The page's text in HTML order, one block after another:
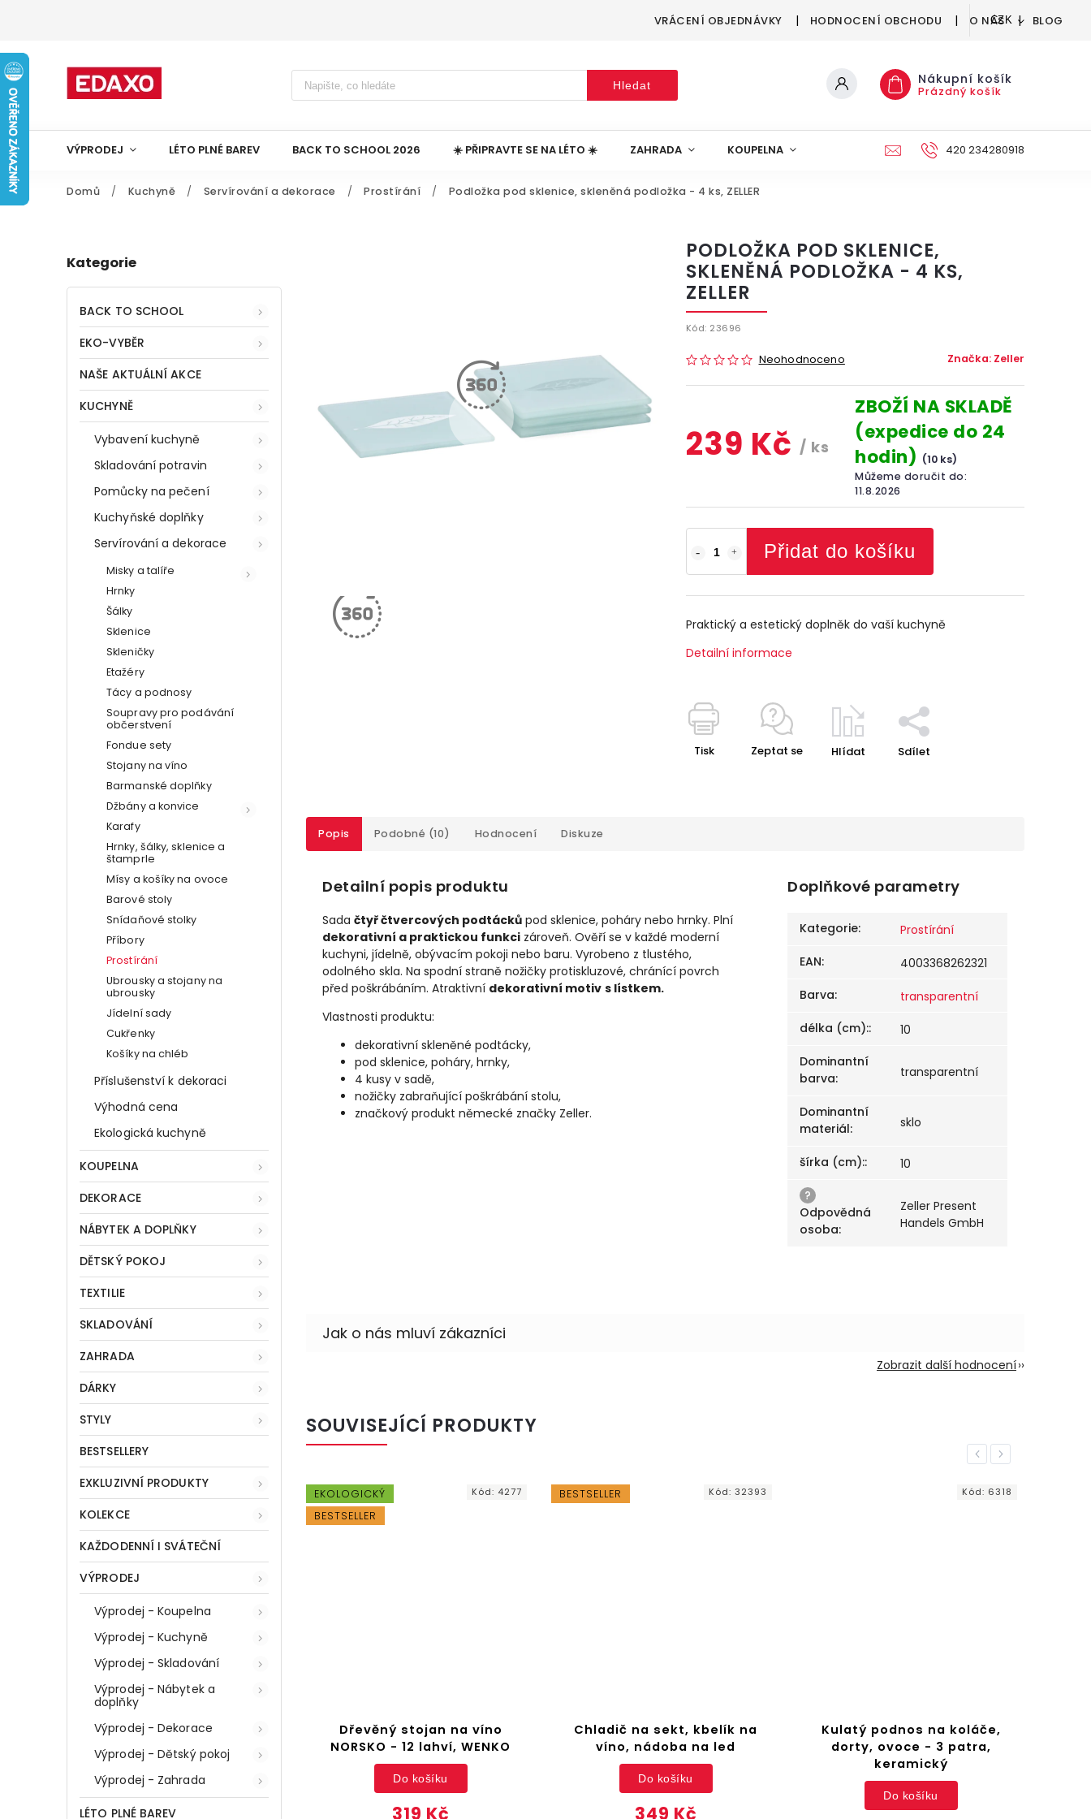
VRÁCENÍ OBJEDNÁVKY HODNOCENÍ OBCHODU O NÁS BLOG
CZK
Hledat Nákupní košík
Prázdný košík
VÝPRODEJ LÉTO PLNÉ BAREV BACK TO SCHOOL 2026 ☀️ PŘIPRAVTE SE NA LÉTO ☀️ ZAHRADA KOUPELNA DEKORACE
420 234280918
Domů / Kuchyně / Servírování a dekorace / Prostírání / Podložka pod sklenice, skleněná podložka - 4 ks, ZELLER
Kategorie
BACK TO SCHOOL
EKO-VYBĚR
NAŠE AKTUÁLNÍ AKCE
KUCHYNĚ
Vybavení kuchyně
Skladování potravin
Pomůcky na pečení
Kuchyňské doplňky
Servírování a dekorace
Misky a talíře
Hrnky
Šálky
Sklenice
Skleničky
Etažéry
Tácy a podnosy
Soupravy pro podávání
občerstvení
Fondue sety
Stojany na víno
Barmanské doplňky
Džbány a konvice
Karafy
Hrnky, šálky, sklenice a
štamprle
Mísy a košíky na ovoce
Barové stoly
Snídaňové stolky
Příbory
Prostírání
Ubrousky a stojany na
ubrousky
Jídelní sady
Cukřenky
Košíky na chléb
Příslušenství k dekoraci
Výhodná cena
Ekologická kuchyně
KOUPELNA
DEKORACE
NÁBYTEK A DOPLŇKY
DĚTSKÝ POKOJ
TEXTILIE
SKLADOVÁNÍ
ZAHRADA
DÁRKY
STYLY
BESTSELLERY
EXKLUZIVNÍ PRODUKTY
KOLEKCE
KAŽDODENNÍ I SVÁTEČNÍ
VÝPRODEJ
Výprodej - Koupelna
Výprodej - Kuchyně
Výprodej - Skladování
Výprodej - Nábytek a
doplňky
Výprodej - Dekorace
Výprodej - Dětský pokoj
Výprodej - Zahrada
LÉTO PLNÉ BAREV
PODLOŽKA POD SKLENICE,
SKLENĚNÁ PODLOŽKA - 4 KS,
ZELLER
Kód: 23696
Neohodnoceno Značka: Zeller
239 Kč / ks
ZBOŽÍ NA SKLADĚ
(expedice do 24
hodin) (10 ks)
Můžeme doručit do:
11.8.2026
Přidat do košíku
Praktický a estetický doplněk do vaší kuchyně
Detailní informace
Tisk Zeptat se Hlídat Sdílet
Popis Podobné (10) Hodnocení Diskuze
Detailní popis produktu
Sada čtyř čtvercových podtácků pod sklenice, poháry nebo hrnky. Plní
dekorativní a praktickou funkci zároveň. Ověří se v každé moderní
kuchyni, jídelně, obývacím pokoji nebo baru. Vyrobeno z tlustého,
odolného skla. Na spodní straně nožičky protiskluzové, chránící povrch
před poškrábáním. Atraktivní dekorativní motiv s lístkem.
Vlastnosti produktu:
dekorativní skleněné podtácky,
pod sklenice, poháry, hrnky,
4 kusy v sadě,
nožičky zabraňující poškrábání stolu,
značkový produkt německé značky Zeller.
Doplňkové parametry
Kategorie:
Prostírání
EAN:
4003368262321
Barva:
transparentní
délka (cm)::
10
Dominantní
barva: transparentní
Dominantní
materiál: sklo
šírka (cm)::
10
?
Odpovědná
osoba:
Zeller Present
Handels GmbH
Zobrazit další hodnocení
SOUVISEJÍCÍ PRODUKTY
Previous
Sada 6 břidlicových talířů,
talíře fingerfood, 18 x 30
Do košíku
EKOLOGICKÝ
BESTSELLER
Dřevěný stojan na víno
NORSKO - 12 lahví, WENKO
319 Kč
Do košíku
Kód: 4277 BESTSELLER
Chladič na sekt, kbelík na
víno, nádoba na led
349 Kč
Do košíku
Kód: 32393
Kulatý podnos na koláče,
dorty, ovoce - 3 patra,
keramický
Do košíku
Kód: 6318
Next